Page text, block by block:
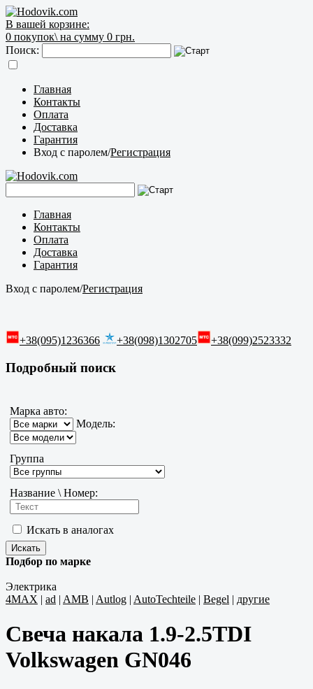
В вашей корзине:
0 покупок\ на сумму 0 грн.
Поиск:
Главная
Контакты
Оплата
Доставка
Гарантия
Вход с паролем/Регистрация
Главная
Контакты
Оплата
Доставка
Гарантия
Вход с паролем/Регистрация
+38(095)1236366 +38(098)1302705 +38(099)2523332
Подробный поиск
Марка авто:
Модель:
Группа
Название \ Номер:
Искать в аналогах
Подбор по марке
Электрика
4MAX | ad | AMB | Autlog | AutoTechteile | Begel | другие
Свеча накала 1.9-2.5TDI
Volkswagen GN046